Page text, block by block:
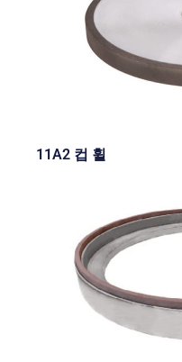
11A2 컵 휠